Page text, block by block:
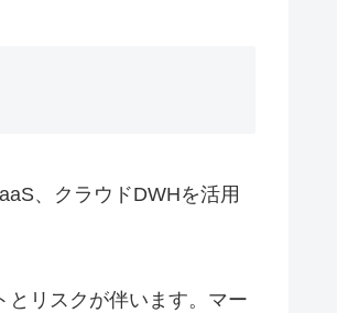
、クラウドDWHを活用
とリスクが伴います。マー